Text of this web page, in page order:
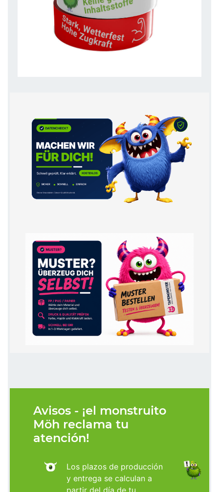
Avisos - ¡el monstruito
Möh reclama tu
atención!
Los plazos de producción
y entrega se calculan a
partir del día de tu